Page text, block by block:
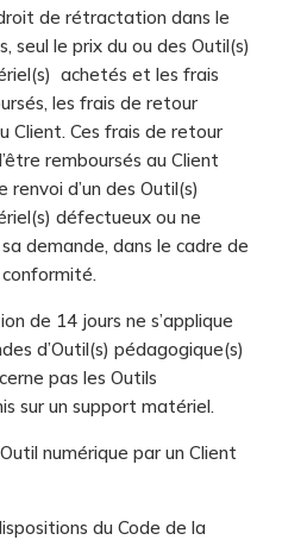
de rétractation dans le
seul le prix du ou des Outil(s)
achetés et les frais
les frais de retour
Client. Ces frais de retour
remboursés au Client
d’un des Outil(s)
défectueux ou ne
demande, dans le cadre de
de 14 jours ne s’applique
d’Outil(s) pédagogique(s)
pas les Outils
sur un support matériel.
numérique par un Client
du Code de la